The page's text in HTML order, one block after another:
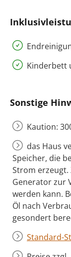
Kinderbett
Sonstige
Kaution:
das Haus
Speicher, die
Strom
Generator zur
werden kann.
Öl nach
gesondert
Standard-